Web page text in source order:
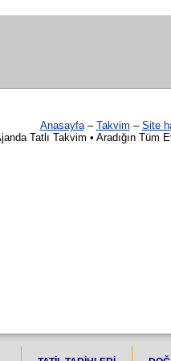
Anasayfa– Takvim – Site
Tatlı Takvim • Aradığın